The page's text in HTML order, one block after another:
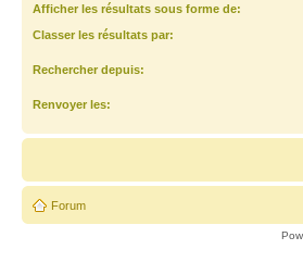
Afficher les résultats sous forme de:
Classer les résultats par:
Rechercher depuis:
Renvoyer les:
Forum